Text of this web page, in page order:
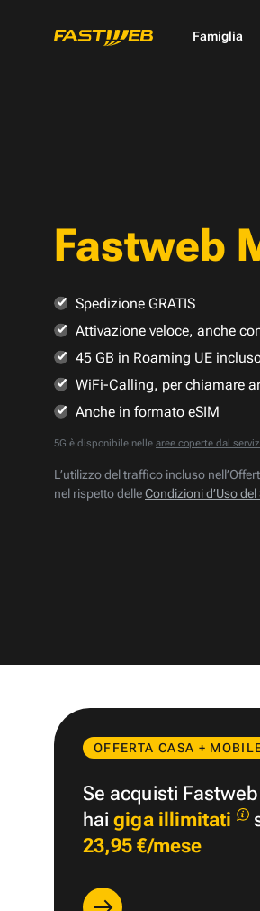
Famiglia
Fastweb
Spedizione GRATIS
Attivazione veloce, anche
45 GB in Roaming UE
WiFi-Calling, per chiamare
Anche in formato eSIM
5G è disponibile nelle aree coperte dal
L’utilizzo del traffico incluso
nel rispetto delleCondizioni d’Uso
OFFERTA CASA +
Se acquisti
haigiga illimitati
23,95 €/mese